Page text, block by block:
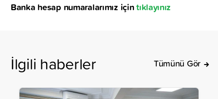
Banka hesap numaralarımız içintıklayınız
İlgili haberler Tümünü Gör